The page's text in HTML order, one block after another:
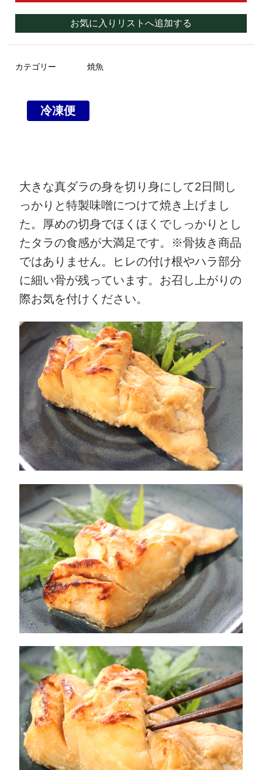
お気に入りリストへ追加する
カテゴリー 焼魚
冷凍便
大きな真ダラの身を切り身にして2日間し
っかりと特製味噌につけて焼き上げまし
た。厚めの切身でほくほくでしっかりとし
たタラの食感が大満足です。※骨抜き商品
ではありません。ヒレの付け根やハラ部分
に細い骨が残っています。お召し上がりの
際お気を付けください。